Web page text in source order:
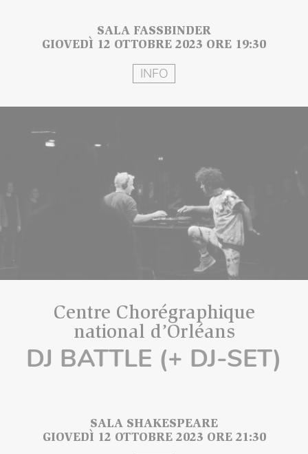
SALA FASSBINDER
GIOVEDÌ 12 OTTOBRE 2023 ORE 19:30
INFO
Centre Chorégraphique
national d’Orléans
DJ BATTLE (+ DJ-SET)
SALA SHAKESPEARE
GIOVEDÌ 12 OTTOBRE 2023 ORE 21:30